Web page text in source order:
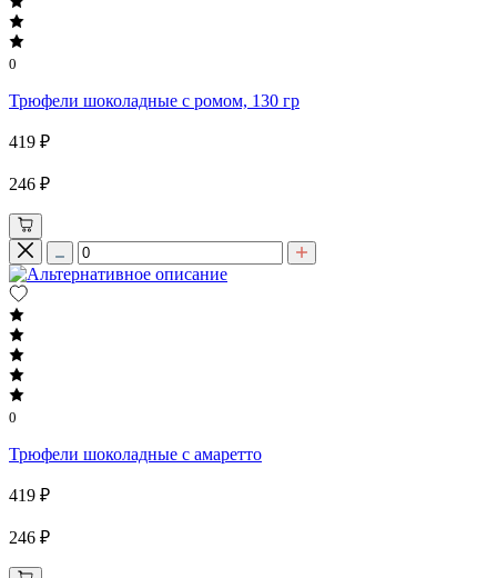
0
Трюфели шоколадные с ромом, 130 гр
419 ₽
246 ₽
0
Трюфели шоколадные с амаретто
419 ₽
246 ₽